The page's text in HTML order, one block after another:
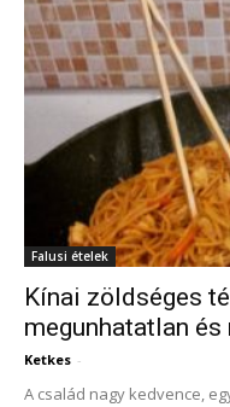
Falusi ételek
Kínai zöldséges
megunhatatlan és
Ketkes -
A család nagy kedvence,